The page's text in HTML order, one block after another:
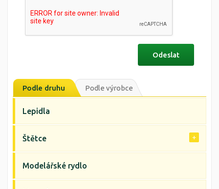
Podle druhu Podle výrobce
Lepidla
Štětce
Modelářské rydlo